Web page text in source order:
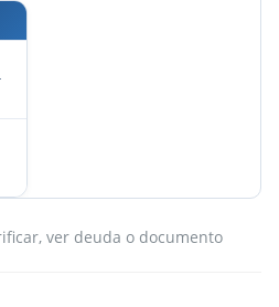
ver deuda o documento